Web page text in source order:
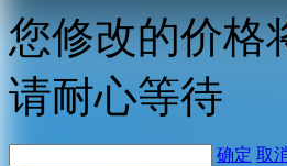
您修改的价格
请耐心等待
确定 取